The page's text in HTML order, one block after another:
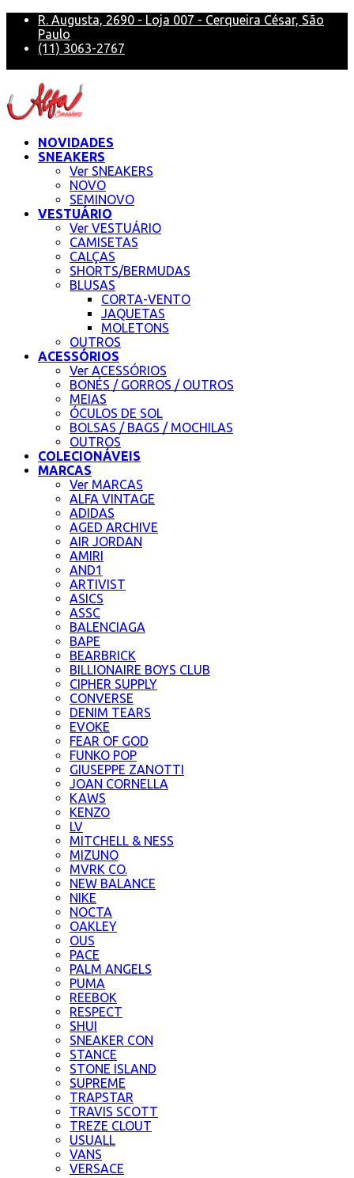
R. Augusta, 2690 - Loja 007 - Cerqueira César, São
Paulo
(11) 3063-2767
NOVIDADES
SNEAKERS
Ver SNEAKERS
NOVO
SEMINOVO
VESTUÁRIO
Ver VESTUÁRIO
CAMISETAS
CALÇAS
SHORTS/BERMUDAS
BLUSAS
CORTA-VENTO
JAQUETAS
MOLETONS
OUTROS
ACESSÓRIOS
Ver ACESSÓRIOS
BONÉS / GORROS / OUTROS
MEIAS
ÓCULOS DE SOL
BOLSAS / BAGS / MOCHILAS
OUTROS
COLECIONÁVEIS
MARCAS
Ver MARCAS
ALFA VINTAGE
ADIDAS
AGED ARCHIVE
AIR JORDAN
AMIRI
AND1
ARTIVIST
ASICS
ASSC
BALENCIAGA
BAPE
BEARBRICK
BILLIONAIRE BOYS CLUB
CIPHER SUPPLY
CONVERSE
DENIM TEARS
EVOKE
FEAR OF GOD
FUNKO POP
GIUSEPPE ZANOTTI
JOAN CORNELLA
KAWS
KENZO
LV
MITCHELL & NESS
MIZUNO
MVRK CO.
NEW BALANCE
NIKE
NOCTA
OAKLEY
OUS
PACE
PALM ANGELS
PUMA
REEBOK
RESPECT
SHUI
SNEAKER CON
STANCE
STONE ISLAND
SUPREME
TRAPSTAR
TRAVIS SCOTT
TREZE CLOUT
USUALL
VANS
VERSACE